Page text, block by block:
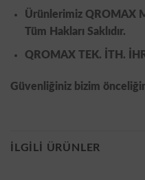
Ürünlerimiz QROMAX
Tüm Hakları Saklıdır.
QROMAX TEK. İTH.
Güvenliğiniz bizim
İLGILI ÜRÜNLER